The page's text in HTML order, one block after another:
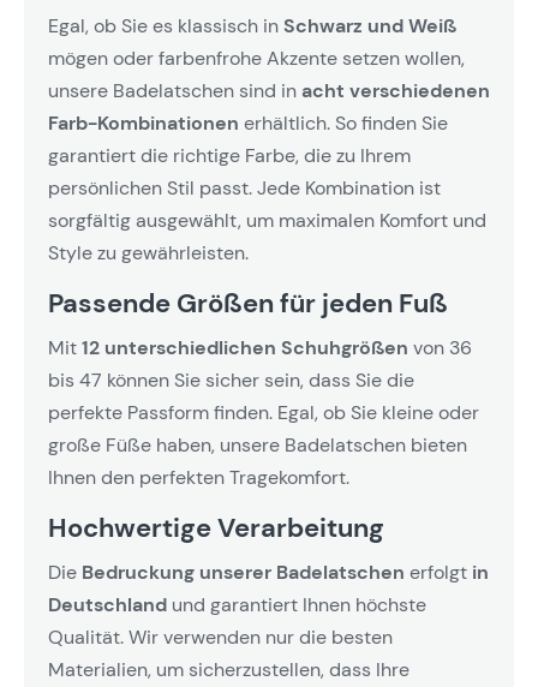
Egal, ob Sie es klassisch in Schwarz und Weiß
mögen oder farbenfrohe Akzente setzen wollen,
unsere Badelatschen sind inacht verschiedenen
Farb-Kombinationen erhältlich. So finden Sie
garantiert die richtige Farbe, die zu Ihrem
persönlichen Stil passt. Jede Kombination ist
sorgfältig ausgewählt, um maximalen Komfort und
Style zu gewährleisten.
Passende Größen für jeden Fuß
Mit12 unterschiedlichen Schuhgrößen von 36
bis 47 können Sie sicher sein, dass Sie die
perfekte Passform finden. Egal, ob Sie kleine oder
große Füße haben, unsere Badelatschen bieten
Ihnen den perfekten Tragekomfort.
Hochwertige Verarbeitung
Die Bedruckung unserer Badelatschen erfolgt in
Deutschland und garantiert Ihnen höchste
Qualität. Wir verwenden nur die besten
Materialien, um sicherzustellen, dass Ihre